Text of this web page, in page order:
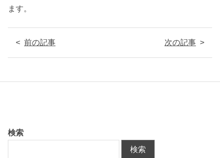
ます。
前の記事 次の記事
検索
検索